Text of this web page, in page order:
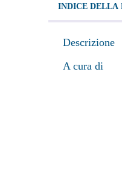
INDICE
Descrizione
A cura di